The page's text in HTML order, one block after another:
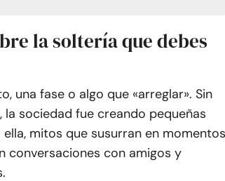
la soltería que debes
una fase o algo que «arreglar». Sin
la sociedad fue creando pequeñas
mitos que susurran en momentos
conversaciones con amigos y